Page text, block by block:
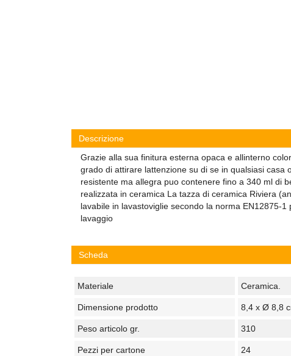
Descrizione
Grazie alla sua finitura esterna opaca e allinterno
grado di attirare lattenzione su di se in qualsiasi casa
resistente ma allegra puo contenere fino a 340 ml di
realizzata in ceramica La tazza di ceramica Riviera
lavabile in lavastoviglie secondo la norma EN12875-1
lavaggio
Scheda
Materiale Ceramica.
Dimensione prodotto 8,4 x Ø 8,8
Peso articolo gr. 310
Pezzi per cartone 24